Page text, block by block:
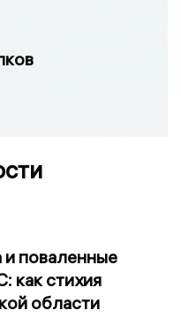
поваленные
как стихия
области